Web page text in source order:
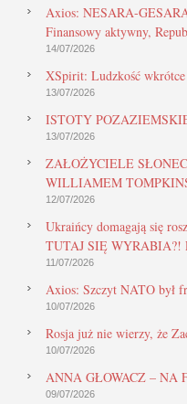
Axios: NESARA-
Finansowy aktywny,
14/07/2026
XSpirit: Ludzkość
13/07/2026
ISTOTY
13/07/2026
ZAŁOŻYCIELE
WILLIAMEM
12/07/2026
Ukraińcy domagają się
TUTAJ SIĘ WYRABIA?!
11/07/2026
Axios: Szczyt NATO był
10/07/2026
Rosja już nie wierzy, że
10/07/2026
ANNA GŁOWACZ – NA
09/07/2026